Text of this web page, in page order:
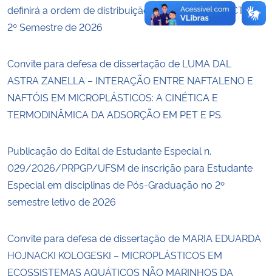
definirá a ordem de distribuição de bolsas do PPGCTA –
2º Semestre de 2026
Convite para defesa de dissertação de LUMA DAL
ASTRA ZANELLA – INTERAÇÃO ENTRE NAFTALENO E
NAFTÓIS EM MICROPLÁSTICOS: A CINÉTICA E
TERMODINÂMICA DA ADSORÇÃO EM PET E PS.
Publicação do Edital de Estudante Especial n.
029/2026/PRPGP/UFSM de inscrição para Estudante
Especial em disciplinas de Pós-Graduação no 2º
semestre letivo de 2026
Convite para defesa de dissertação de MARIA EDUARDA
HOJNACKI KOLOGESKI – MICROPLÁSTICOS EM
ECOSSISTEMAS AQUÁTICOS NÃO MARINHOS DA